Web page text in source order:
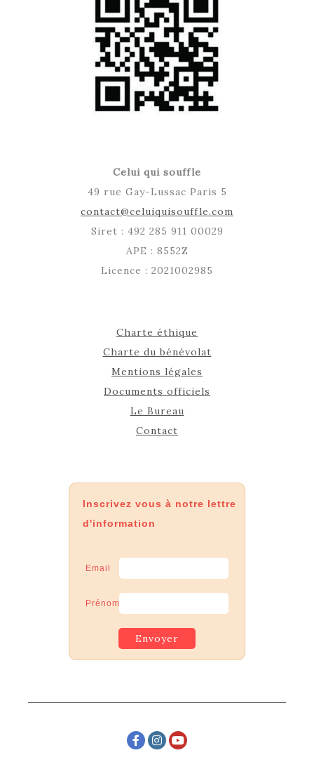
Celui qui souffle
49 rue Gay-Lussac Paris 5
contact@celuiquisouffle.com
Siret : 492 285 911 00029
APE : 8552Z
Licence : 2021002985
Charte éthique
Charte du bénévolat
Mentions légales
Documents officiels
Le Bureau
Contact
Inscrivez vous à notre lettre
d'information
Email
Prénom